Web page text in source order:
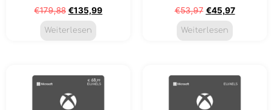
€179,88 €135,99
Weiterlesen
€53,97 €45,97
Weiterlesen